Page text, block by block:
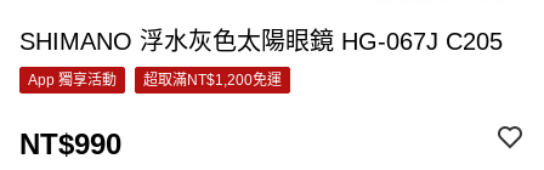
SHIMANO 浮水灰色太陽眼鏡 HG-067J C205
App 獨享活動 超取滿NT$1,200免運
NT$990